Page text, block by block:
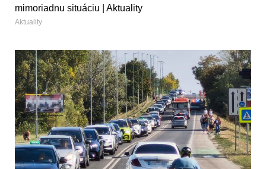
mimoriadnu situáciu | Aktuality
Aktuality